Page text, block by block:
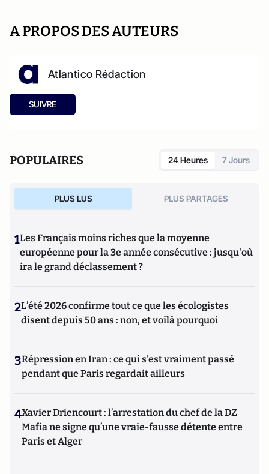
A PROPOS DES AUTEURS
Atlantico Rédaction
SUIVRE
POPULAIRES 24 Heures 7 Jours
PLUS LUS PLUS PARTAGES
1Les Français moins riches que la moyenne
européenne pour la 3e année consécutive : jusqu'où
ira le grand déclassement ?
2L’été 2026 confirme tout ce que les écologistes
disent depuis 50 ans : non, et voilà pourquoi
3Répression en Iran : ce qui s'est vraiment passé
pendant que Paris regardait ailleurs
4Xavier Driencourt : l’arrestation du chef de la DZ
Mafia ne signe qu’une vraie-fausse détente entre
Paris et Alger